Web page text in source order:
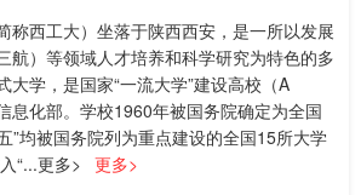
称西工大）坐落于陕西西安，是一所以发展
航）等领域人才培养和科学研究为特色的多
大学，是国家“一流大学”建设高校（A
息化部。学校1960年被国务院确定为全国
”均被国务院列为重点建设的全国15所大学
“...更多> 更多>